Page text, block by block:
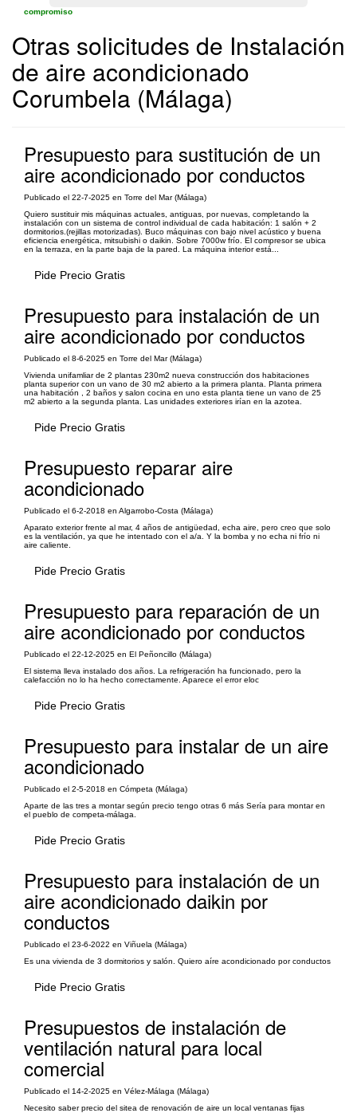
compromiso
Otras solicitudes de Instalación
de aire acondicionado
Corumbela (Málaga)
Presupuesto para sustitución de un
aire acondicionado por conductos
Publicado el 22-7-2025 en Torre del Mar (Málaga)
Quiero sustituir mis máquinas actuales, antiguas, por nuevas, completando la
instalación con un sistema de control individual de cada habitación: 1 salón + 2
dormitorios.(rejillas motorizadas). Buco máquinas con bajo nivel acústico y buena
eficiencia energética, mitsubishi o daikin. Sobre 7000w frío. El compresor se ubica
en la terraza, en la parte baja de la pared. La máquina interior está...
Pide Precio Gratis
Presupuesto para instalación de un
aire acondicionado por conductos
Publicado el 8-6-2025 en Torre del Mar (Málaga)
Vivienda unifamliar de 2 plantas 230m2 nueva construcción dos habitaciones
planta superior con un vano de 30 m2 abierto a la primera planta. Planta primera
una habitación , 2 baños y salon cocina en uno esta planta tiene un vano de 25
m2 abierto a la segunda planta. Las unidades exteriores irían en la azotea.
Pide Precio Gratis
Presupuesto reparar aire
acondicionado
Publicado el 6-2-2018 en Algarrobo-Costa (Málaga)
Aparato exterior frente al mar, 4 años de antigüedad, echa aire, pero creo que solo
es la ventilación, ya que he intentado con el a/a. Y la bomba y no echa ni frío ni
aire caliente.
Pide Precio Gratis
Presupuesto para reparación de un
aire acondicionado por conductos
Publicado el 22-12-2025 en El Peñoncillo (Málaga)
El sistema lleva instalado dos años. La refrigeración ha funcionado, pero la
calefacción no lo ha hecho correctamente. Aparece el error eloc
Pide Precio Gratis
Presupuesto para instalar de un aire
acondicionado
Publicado el 2-5-2018 en Cómpeta (Málaga)
Aparte de las tres a montar según precio tengo otras 6 más Sería para montar en
el pueblo de competa-málaga.
Pide Precio Gratis
Presupuesto para instalación de un
aire acondicionado daikin por
conductos
Publicado el 23-6-2022 en Viñuela (Málaga)
Es una vivienda de 3 dormitorios y salón. Quiero aíre acondicionado por conductos
Pide Precio Gratis
Presupuestos de instalación de
ventilación natural para local
comercial
Publicado el 14-2-2025 en Vélez-Málaga (Málaga)
Necesito saber precio del sitea de renovación de aire un local ventanas fijas